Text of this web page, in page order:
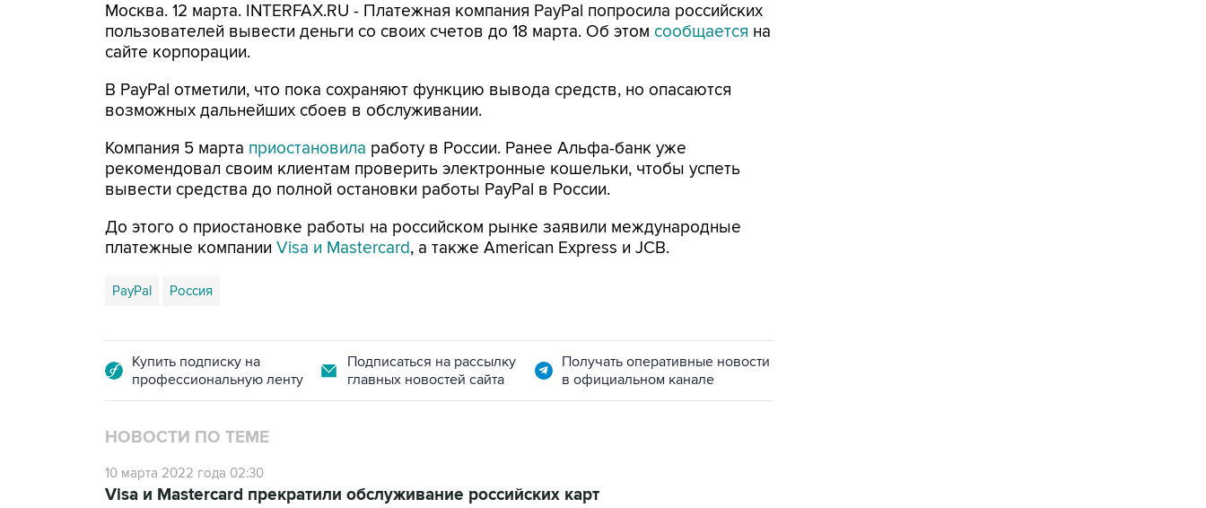
Москва. 12 марта. INTERFAX.RU - Платежная компания PayPal попросила российских
пользователей вывести деньги со своих счетов до 18 марта. Об этом сообщается на
сайте корпорации.
В PayPal отметили, что пока сохраняют функцию вывода средств, но опасаются
возможных дальнейших сбоев в обслуживании.
Компания 5 марта приостановила работу в России. Ранее Альфа-банк уже
рекомендовал своим клиентам проверить электронные кошельки, чтобы успеть
вывести средства до полной остановки работы PayPal в России.
До этого о приостановке работы на российском рынке заявили международные
платежные компании Visa и Mastercard, а также American Express и JCB.
PayPal Россия
Купить подписку на
профессиональную ленту
Подписаться на рассылку
главных новостей сайта
Получать оперативные новости
в официальном канале
НОВОСТИ ПО ТЕМЕ
10 марта 2022 года 02:30
Visa и Mastercard прекратили обслуживание российских карт